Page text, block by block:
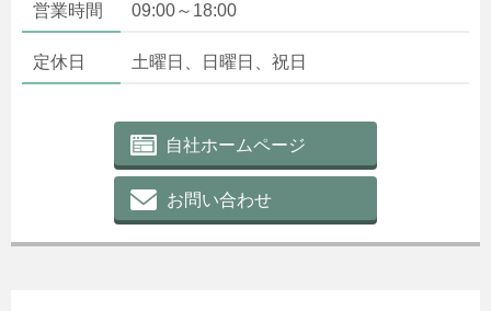
営業時間 09:00～18:00
定休日 土曜日、日曜日、祝日
自社ホームページ
お問い合わせ